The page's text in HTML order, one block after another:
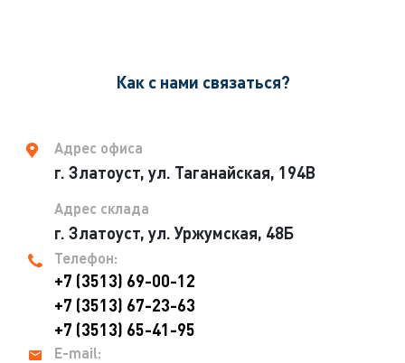
Как с нами связаться?
Адрес офиса
г. Златоуст, ул. Таганайская, 194В
Адрес склада
г. Златоуст, ул. Уржумская, 48Б
Телефон:
+7 (3513) 69-00-12
+7 (3513) 67-23-63
+7 (3513) 65-41-95
E-mail: